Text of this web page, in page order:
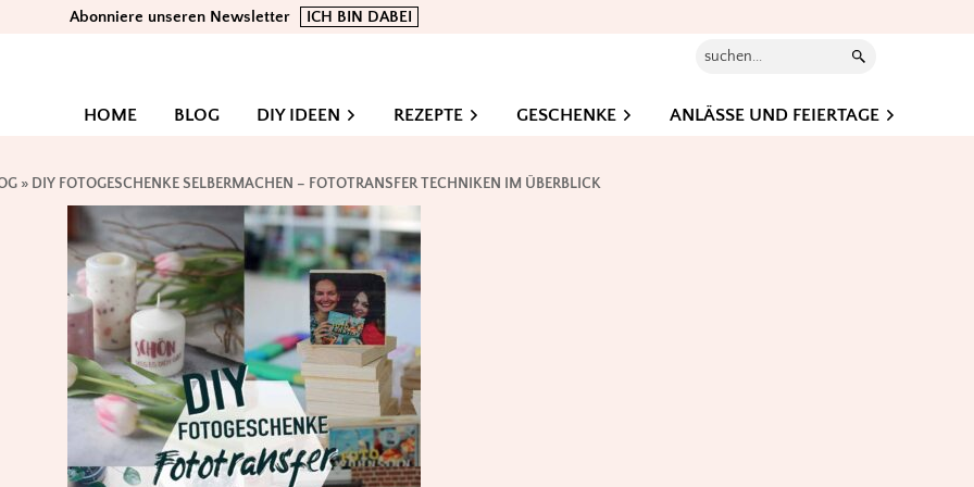
Abonniere unseren Newsletter ICH BIN DABEI
Suchen...
HOME BLOG DIY IDEEN REZEPTE GESCHENKE ANLÄSSE UND FEIERTAGE
» DIY FOTOGESCHENKE SELBERMACHEN – FOTOTRANSFER TECHNIKEN IM ÜBERBLICK